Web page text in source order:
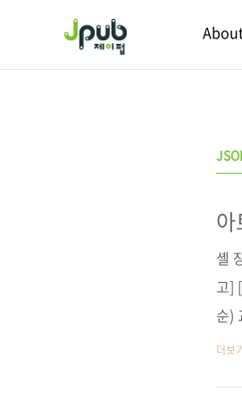
셸
고]
순)
術
더보